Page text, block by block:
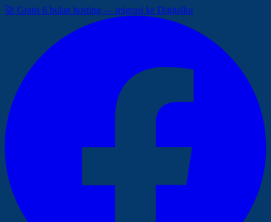
🚀 Gratis 6 bulan hosting — migrasi ke Digitalku